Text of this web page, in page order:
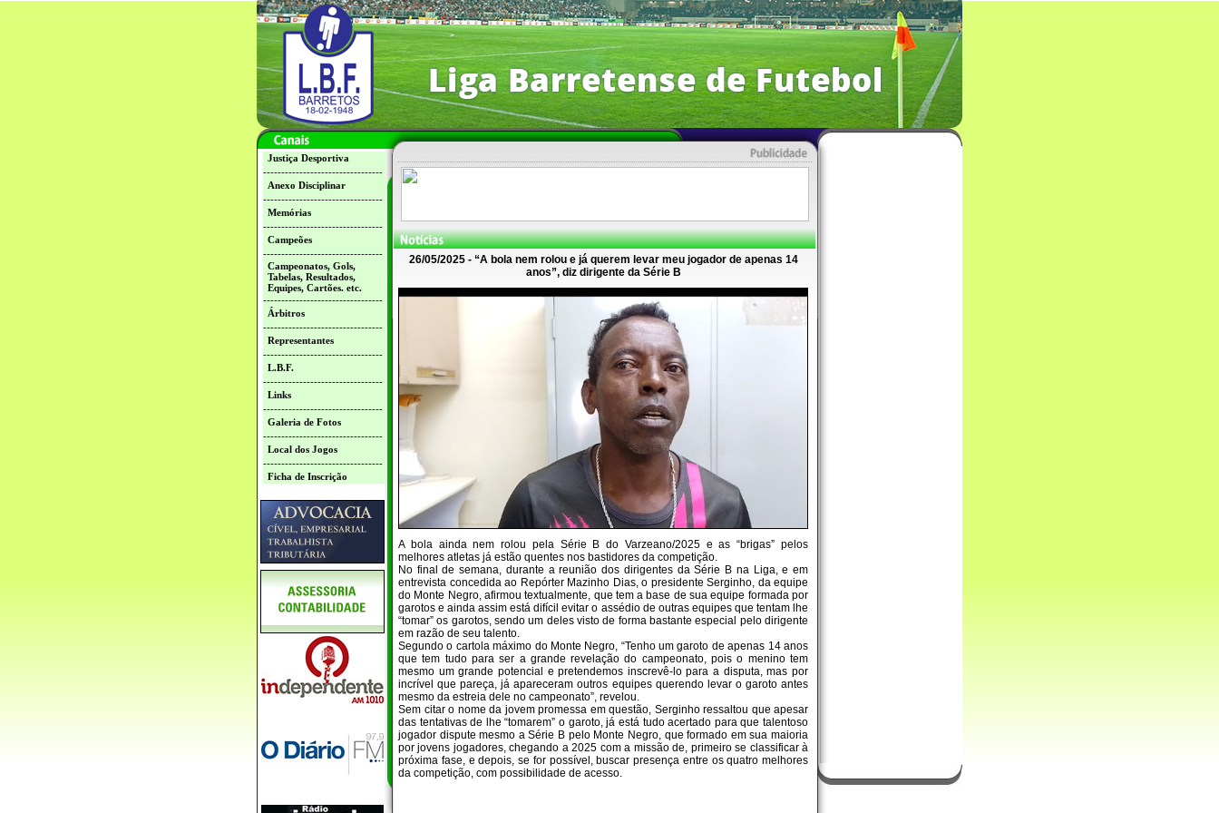
Justiça Desportiva
---------------------------------
Anexo Disciplinar
---------------------------------
Memórias
---------------------------------
Campeões
---------------------------------
Campeonatos, Gols,
Tabelas, Resultados,
Equipes, Cartões. etc.
---------------------------------
Árbitros
---------------------------------
Representantes
---------------------------------
L.B.F.
---------------------------------
Links
---------------------------------
Galeria de Fotos
---------------------------------
Local dos Jogos
---------------------------------
Ficha de Inscrição
26/05/2025 - “A bola nem rolou e já querem levar meu jogador de apenas 14
anos”, diz dirigente da Série B
A bola ainda nem rolou pela Série B do Varzeano/2025 e as “brigas” pelos
melhores atletas já estão quentes nos bastidores da competição.
No final de semana, durante a reunião dos dirigentes da Série B na Liga, e em
entrevista concedida ao Repórter Mazinho Dias, o presidente Serginho, da equipe
do Monte Negro, afirmou textualmente, que tem a base de sua equipe formada por
garotos e ainda assim está difícil evitar o assédio de outras equipes que tentam lhe
“tomar” os garotos, sendo um deles visto de forma bastante especial pelo dirigente
em razão de seu talento.
Segundo o cartola máximo do Monte Negro, “Tenho um garoto de apenas 14 anos
que tem tudo para ser a grande revelação do campeonato, pois o menino tem
mesmo um grande potencial e pretendemos inscrevê-lo para a disputa, mas por
incrível que pareça, já apareceram outros equipes querendo levar o garoto antes
mesmo da estreia dele no campeonato”, revelou.
Sem citar o nome da jovem promessa em questão, Serginho ressaltou que apesar
das tentativas de lhe “tomarem” o garoto, já está tudo acertado para que talentoso
jogador dispute mesmo a Série B pelo Monte Negro, que formado em sua maioria
por jovens jogadores, chegando a 2025 com a missão de, primeiro se classificar à
próxima fase, e depois, se for possível, buscar presença entre os quatro melhores
da competição, com possibilidade de acesso.